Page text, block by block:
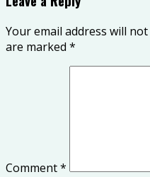
Your email address will
are marked *
Comment*